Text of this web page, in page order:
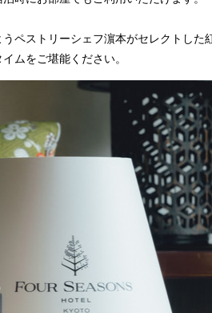
ペストリーシェフ濵本がセレクトした
ムをご堪能ください。